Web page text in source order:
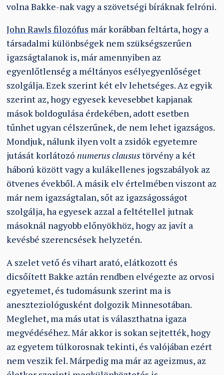
volna Bakke-nak vagy a szövetségi bíráknak felróni.
John Rawls filozófus már korábban feltárta, hogy a
társadalmi különbségek nem szükségszerűen
igazságtalanok is, már amennyiben az
egyenlőtlenség a méltányos esélyegyenlőséget
szolgálja. Ezek szerint két elv lehetséges. Az egyik
szerint az, hogy egyesek kevesebbet kapjanak
mások boldogulása érdekében, adott esetben
tűnhet ugyan célszerűnek, de nem lehet igazságos.
Mondjuk, nálunk ilyen volt a zsidók egyetemre
jutását korlátozónumerus clausustörvény a két
háború között vagy a kulákellenes jogszabályok az
ötvenes évekből. A másik elv értelmében viszont az
már nem igazságtalan, sőt az igazságosságot
szolgálja, ha egyesek azzal a feltétellel jutnak
másoknál nagyobb előnyökhöz, hogy az javít a
kevésbé szerencsések helyzetén.
A szelet vető és vihart arató, elátkozott és
dicsőített Bakke aztán rendben elvégezte az orvosi
egyetemet, és tudomásunk szerint ma is
aneszteziológusként dolgozik Minnesotában.
Meglehet, ma más utat is választhatna igaza
megvédéséhez. Már akkor is sokan sejtették, hogy
az egyetem túlkorosnak tekinti, és valójában ezért
nem veszik fel. Márpedig ma már az ageizmus, az